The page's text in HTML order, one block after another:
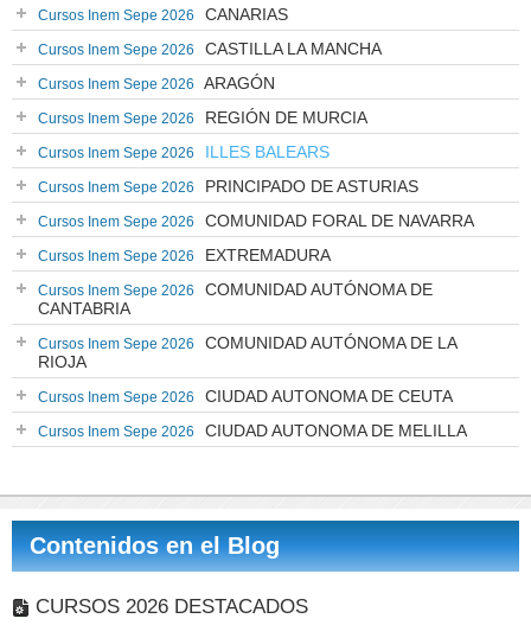
Cursos Inem Sepe 2026 CANARIAS
Cursos Inem Sepe 2026 CASTILLA LA MANCHA
Cursos Inem Sepe 2026 ARAGÓN
Cursos Inem Sepe 2026 REGIÓN DE MURCIA
Cursos Inem Sepe 2026 ILLES BALEARS
Cursos Inem Sepe 2026 PRINCIPADO DE ASTURIAS
Cursos Inem Sepe 2026 COMUNIDAD FORAL DE NAVARRA
Cursos Inem Sepe 2026 EXTREMADURA
Cursos Inem Sepe 2026
COMUNIDAD AUTÓNOMA DE
CANTABRIA
Cursos Inem Sepe 2026
COMUNIDAD AUTÓNOMA DE LA
RIOJA
Cursos Inem Sepe 2026 CIUDAD AUTONOMA DE CEUTA
Cursos Inem Sepe 2026 CIUDAD AUTONOMA DE MELILLA
Contenidos en el Blog
CURSOS 2026 DESTACADOS